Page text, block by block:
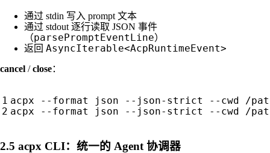
通过 stdin 写入 prompt 文本
通过 stdout 逐行读取 JSON 事件
（parsePromptEventLine）
返回 AsyncIterable<AcpRuntimeEvent>
cancel /close：
2.5 acpx CLI：统一的 Agent 协调器